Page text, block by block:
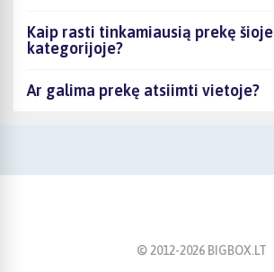
Kaip rasti tinkamiausią prekę šioje
kategorijoje?
Ar galima prekę atsiimti vietoje?
© 2012-2026BIGBOX.LT